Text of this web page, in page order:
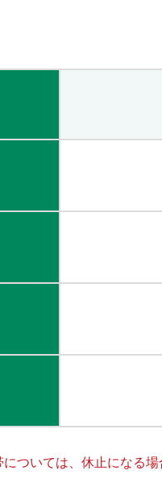
ついては、休止になる場